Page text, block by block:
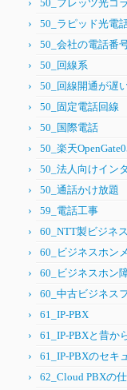
50_フレッツ光コ
50_ラピッド光電
50_会社の電話番
50_回線系
50_回線開通が遅
50_固定電話回線
50_国際電話
50_楽天
50_法人向けイン
50_通話かけ放題
59_電話工事
60_NTT製ビジネ
60_ビジネスホン
60_ビジネスホン
60_中古ビジネス
61_IP-PBX
61_IP-PBXと昔か
61_IP-PBXのセキ
62_Cloud PBXの